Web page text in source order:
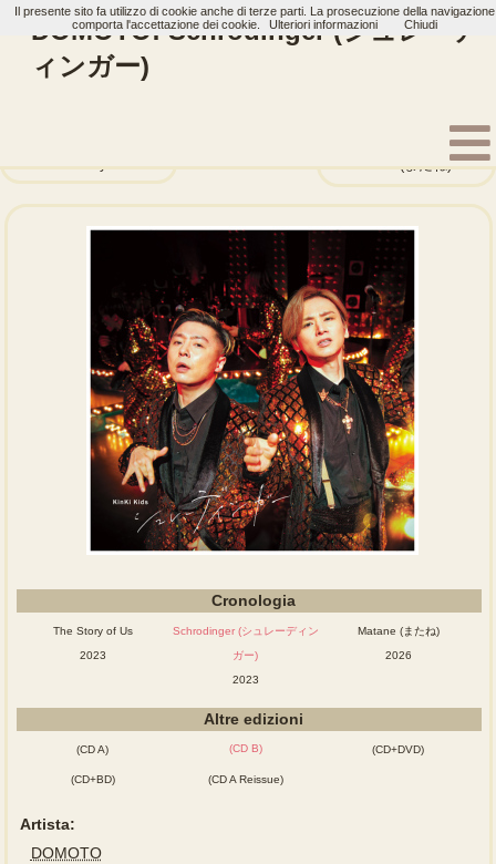
DOMOTO: Schrodinger (シュレーデ
ィンガー)
The Story of Us Matane (またね)
Cronologia
The Story of Us
2023
Schrodinger (シュレーディン
ガー)
2023
Matane (またね)
2026
Altre edizioni
(CD A) (CD B) (CD+DVD)
(CD+BD) (CD A Reissue)
Artista:
DOMOTO
Il presente sito fa utilizzo di cookie anche di terze parti. La prosecuzione della navigazione
comporta l'accettazione dei cookie.
Ulteriori informazioni Chiudi